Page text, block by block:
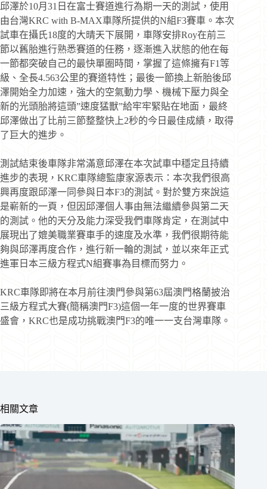
邱澤於10月31日在富士賽道進行為期一天的測試，使用
由台灣KRC with B-MAX車隊所提供的N組F3賽車。本次
試車在攝氏18度的大晴天下展開，車隊安排Roy在前三
節以舊胎進行熟悉賽道的任務，逐漸進入狀態的他在每
一節都突破自己的最快單圈時間，掌握了這條擁有F1等
級、全長4.563公里的賽道特性；最後一節換上新胎後邱
澤開始全力加速，強大的空氣動力學、機械下壓力與全
新的光頭胎將這頭”速度猛獸”給牢牢緊貼在地面，最終
邱澤做出了比前三節整整快上2秒的今日最佳成績，取得
了巨大的進步。
測試結束後車隊非常滿意邱澤在本次試車中穩定且持續
進步的表現，KRC車隊總監康家源表示：本次我們很高
興再度跟邱澤一同參與日本F3的測試。對於雙方來說這
是嶄新的一頁，但因邱澤個人事由無法繼續參與第二天
的測試。他的天分及能力深受我們車隊肯定，在測試中
展現出了媲美職業賽車手的速度及水準，我們很期待能
夠與邱澤再度合作，進行新一輪的測試，並以來年正式
進軍日本三級方程式N組賽事為目標而努力。
KRC車隊即將在本月前往澳門參與第63屆澳門格蘭披治
三級方程式大賽(簡稱澳門F3)這個一年一度的世界賽車
盛會，KRC也是成功挑戰澳門F3的唯一一支台灣車隊。
相關文章